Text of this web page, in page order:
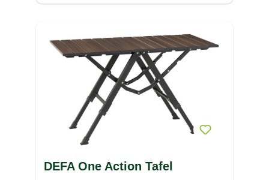
DEFA One Action Tafel